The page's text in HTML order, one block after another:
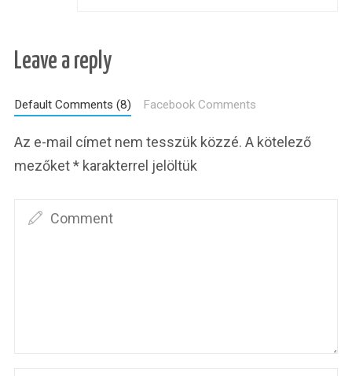
Leave a reply
Default Comments (8) Facebook Comments
Az e-mail címet nem tesszük közzé. A kötelező
mezőket* karakterrel jelöltük